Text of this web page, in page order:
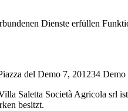
Dienste erfüllen
del Demo 7, 201234
Saletta Società Agricola srl
besitzt.